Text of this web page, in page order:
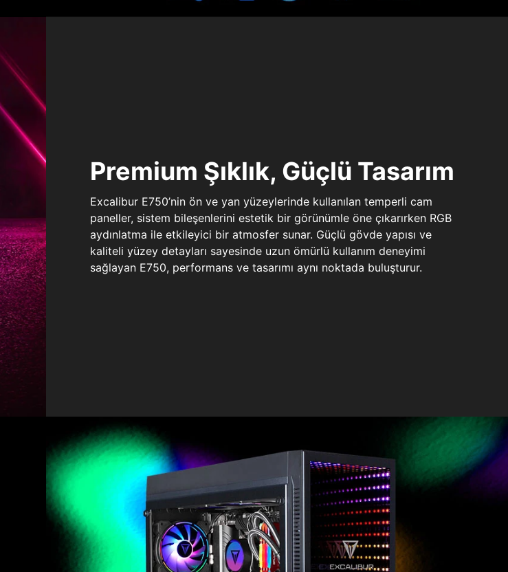
Premium Şıklık, Güçlü Tasarım
Excalibur E750’nin ön ve yan yüzeylerinde kullanılan temperli cam
paneller, sistem bileşenlerini estetik bir görünümle öne çıkarırken RGB
aydınlatma ile etkileyici bir atmosfer sunar. Güçlü gövde yapısı ve
kaliteli yüzey detayları sayesinde uzun ömürlü kullanım deneyimi
sağlayan E750, performans ve tasarımı aynı noktada buluşturur.